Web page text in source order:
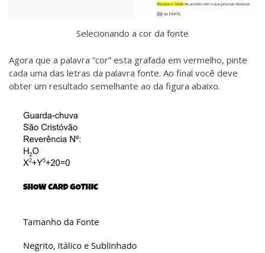
Selecionando a cor da fonte
Agora que a palavra “cor” esta grafada em vermelho, pinte
cada uma das letras da palavra fonte. Ao final você deve
obter um resultado semelhante ao da figura abaixo.